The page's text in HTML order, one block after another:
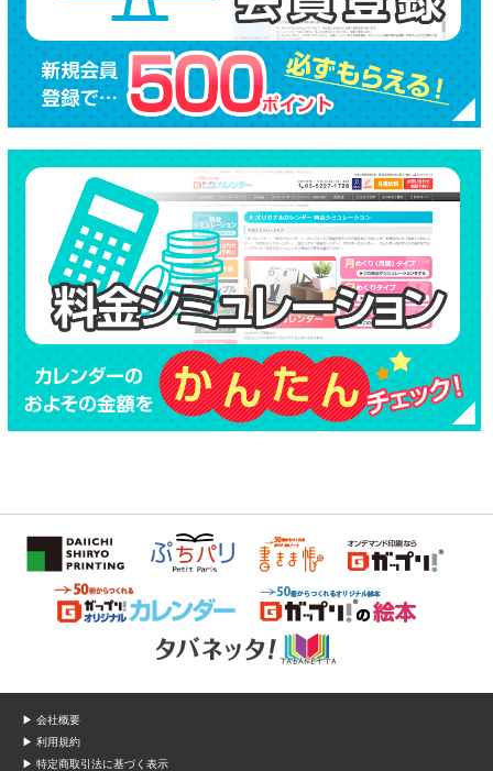
▶ 会社概要
▶ 利用規約
▶ 特定商取引法に基づく表示